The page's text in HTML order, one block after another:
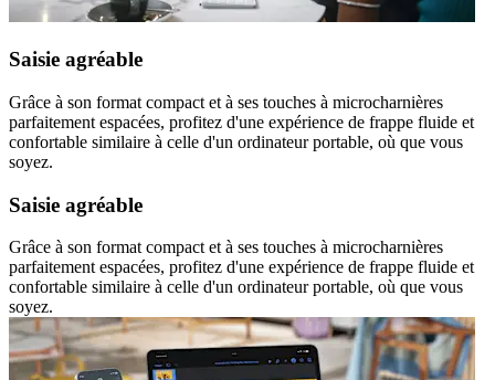
Saisie agréable
Grâce à son format compact et à ses touches à microcharnières
parfaitement espacées, profitez d'une expérience de frappe fluide et
confortable similaire à celle d'un ordinateur portable, où que vous
soyez.
Saisie agréable
Grâce à son format compact et à ses touches à microcharnières
parfaitement espacées, profitez d'une expérience de frappe fluide et
confortable similaire à celle d'un ordinateur portable, où que vous
soyez.